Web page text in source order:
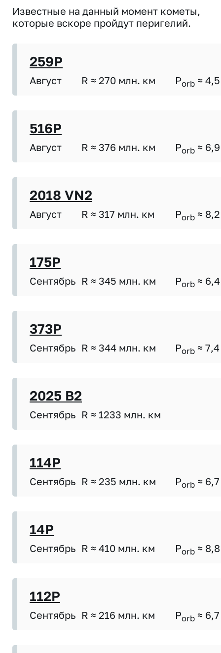
Известные на данный момент кометы,
которые вскоре пройдут перигелий.
259P
Август R ≈ 270 млн. км Porb ≈ 4,5
516P
Август R ≈ 376 млн. км Porb ≈ 6,9
2018 VN2
Август R ≈ 317 млн. км Porb ≈ 8,2
175P
Сентябрь R ≈ 345 млн. км Porb ≈ 6,4
373P
Сентябрь R ≈ 344 млн. км Porb ≈ 7,4
2025 B2
Сентябрь R ≈ 1233 млн. км
114P
Сентябрь R ≈ 235 млн. км Porb ≈ 6,7
14P
Сентябрь R ≈ 410 млн. км Porb ≈ 8,8
112P
Сентябрь R ≈ 216 млн. км Porb ≈ 6,7